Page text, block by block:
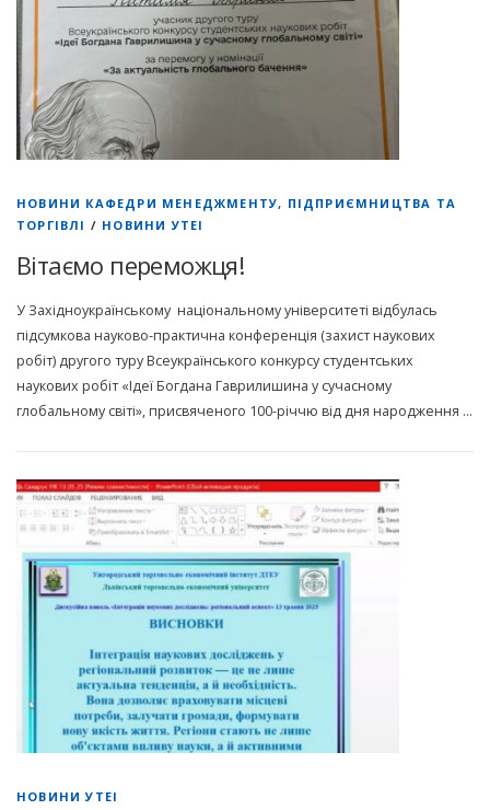
НОВИНИ КАФЕДРИ МЕНЕДЖМЕНТУ, ПІДПРИЄМНИЦТВА ТА
ТОРГІВЛІ / НОВИНИ УТЕІ
Вітаємо переможця!
У Західноукраїнському національному університеті відбулась
підсумкова науково-практична конференція (захист наукових
робіт) другого туру Всеукраїнського конкурсу студентських
наукових робіт «Ідеї Богдана Гаврилишина у сучасному
глобальному світі», присвяченого 100-річчю від дня народження …
НОВИНИ УТЕІ